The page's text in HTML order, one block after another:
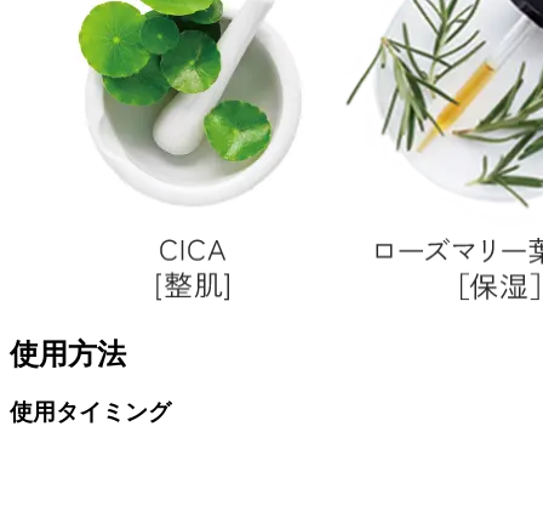
使用方法
使用タイミング